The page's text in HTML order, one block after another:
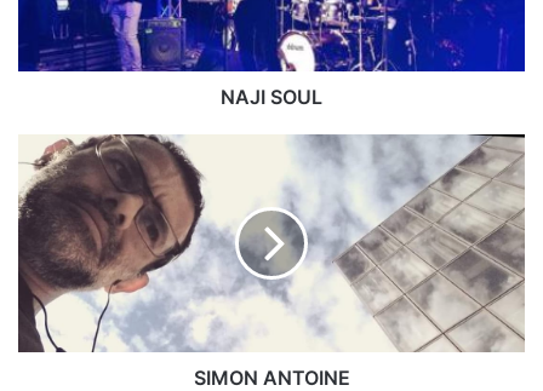
NAJI SOUL
SIMON
ANTOINE
SIMON ANTOINE